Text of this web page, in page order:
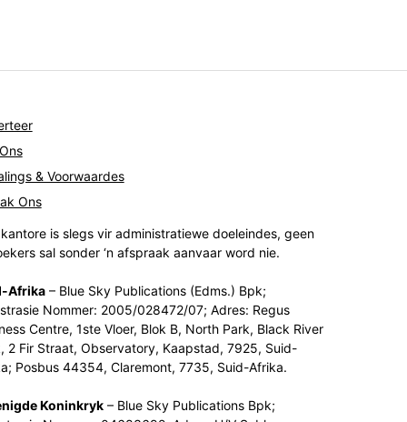
& Voorwaardes
Ons
is slegs vir administratiewe doeleindes, geen
sal sonder ‘n afspraak aanvaar word nie.
Afrika– Blue Sky Publications (Edms.) Bpk;
Nommer: 2005/028472/07; Adres: Regus
Centre, 1ste Vloer, Blok B, North Park, Black River
2 Fir Straat, Observatory, Kaapstad, 7925, Suid-
Posbus 44354, Claremont, 7735, Suid-Afrika.
Koninkryk– Blue Sky Publications Bpk;